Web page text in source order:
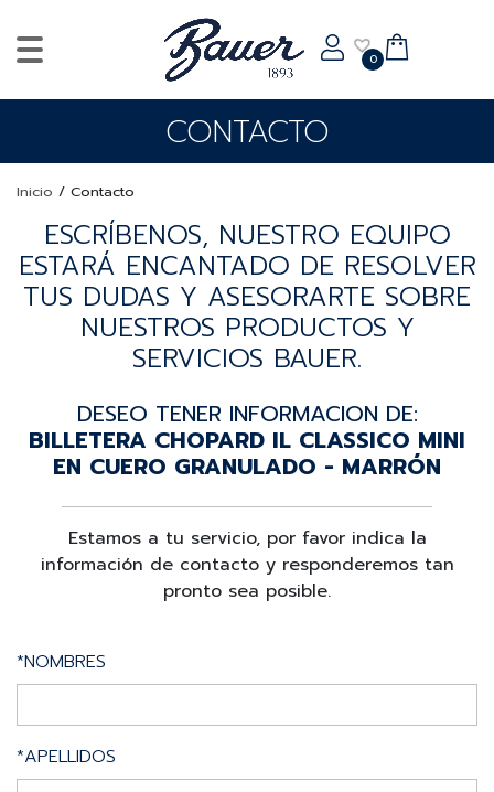
0
CONTACTO
Inicio / Contacto
ESCRÍBENOS, NUESTRO EQUIPO
ESTARÁ ENCANTADO DE RESOLVER
TUS DUDAS Y ASESORARTE SOBRE
NUESTROS PRODUCTOS Y
SERVICIOS BAUER.
DESEO TENER INFORMACION DE:
BILLETERA CHOPARD IL CLASSICO MINI
EN CUERO GRANULADO - MARRÓN
Estamos a tu servicio, por favor indica la
información de contacto y responderemos tan
pronto sea posible.
*NOMBRES
*APELLIDOS